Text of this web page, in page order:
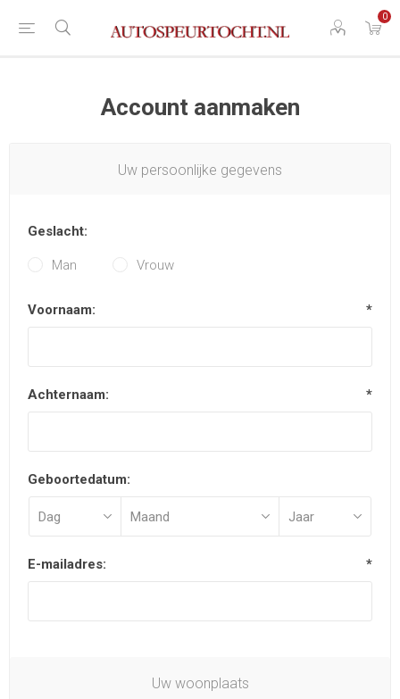
0
Account aanmaken
Uw persoonlijke gegevens
Geslacht:
Man Vrouw
Voornaam: *
Achternaam: *
Geboortedatum:
E-mailadres: *
Uw woonplaats